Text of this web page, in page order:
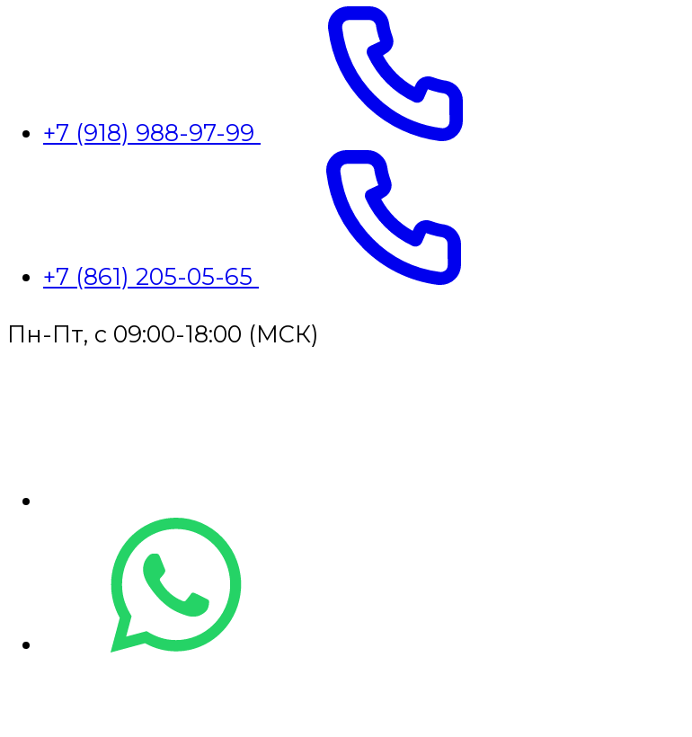
+7 (918) 988-97-99
+7 (861) 205-05-65
Пн-Пт, с 09:00-18:00 (МСК)